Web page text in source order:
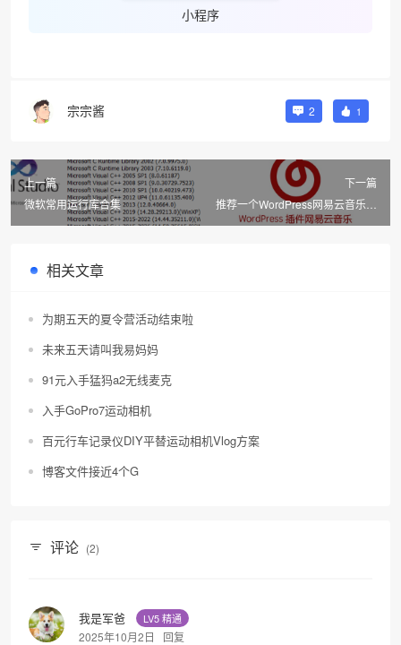
小程序
宗宗酱 2 1
上一篇
微软常用运行库合集
下一篇
推荐一个WordPress网易云音乐外
链播放器、歌单歌词展示插件
相关文章
为期五天的夏令营活动结束啦
未来五天请叫我易妈妈
91元入手猛犸a2无线麦克
入手GoPro7运动相机
百元行车记录仪DIY平替运动相机Vlog方案
博客文件接近4个G
评论 (2)
我是军爸 LV5 精通
2025年10月2日 回复